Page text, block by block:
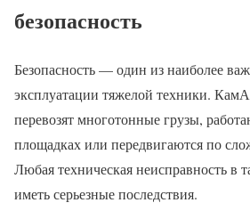
безопасность
Безопасность — один из наиболее
эксплуатации тяжелой техники.
перевозят многотонные грузы,
площадках или передвигаются по
Любая техническая неисправность в
иметь серьезные последствия.